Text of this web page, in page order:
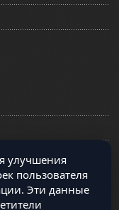
улучшения
пользователя
Эти данные